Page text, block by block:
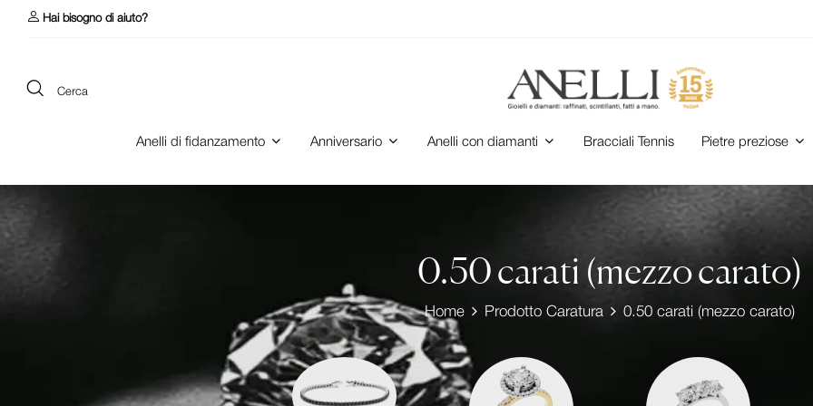
Hai bisogno di aiuto?
Cerca
Anelli di fidanzamento Anniversario Anelli con diamanti Bracciali Tennis Pietre preziose
0.50 carati (mezzo carato)
Home Prodotto Caratura 0.50 carati (mezzo carato)